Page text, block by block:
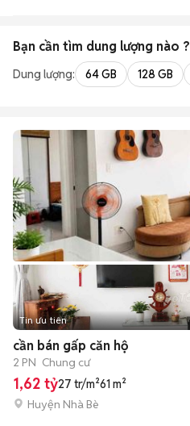
Bạn cần tìm dung lượng nào ?
Dung lượng: 64 GB 128 GB
Tin ưu tiên
cần bán gấp căn hộ
2 PN Chung cư
1,62 tỷ27 tr/m²61 m²
Huyện Nhà Bè